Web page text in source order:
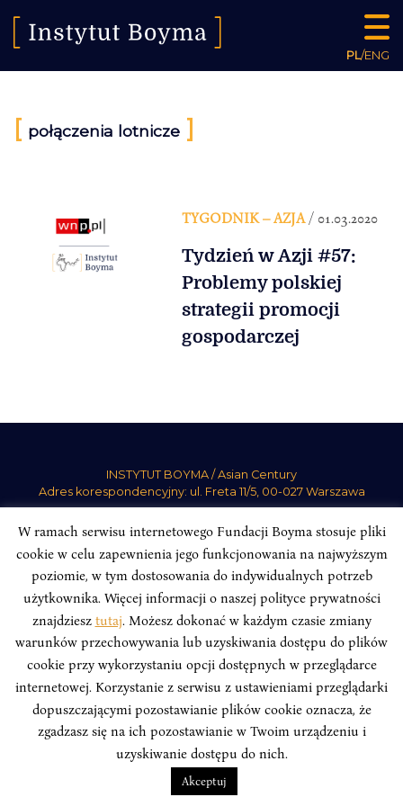
PL/ENG
[ połączenia lotnicze ]
TYGODNIK – AZJA/ 01.03.2020
Tydzień w Azji #57:
Problemy polskiej
strategii promocji
gospodarczej
INSTYTUT BOYMA / Asian Century
Adres korespondencyjny: ul. Freta 11/5, 00-027 Warszawa
Odwiedź nas w mediach społecznościowych:
INSTYTUT BOYMA. WSZELKIE PRAWA ZASTRZEŻONE.
Polityka
Prywatności Serwisu Polityka Prywatności Fundacji
design Beata Świerczyńska , development Alan Głodek
W ramach serwisu internetowego Fundacji Boyma stosuje pliki
cookie w celu zapewnienia jego funkcjonowania na najwyższym
poziomie, w tym dostosowania do indywidualnych potrzeb
użytkownika. Więcej informacji o naszej polityce prywatności
znajdziesz tutaj. Możesz dokonać w każdym czasie zmiany
warunków przechowywania lub uzyskiwania dostępu do plików
cookie przy wykorzystaniu opcji dostępnych w przeglądarce
internetowej. Korzystanie z serwisu z ustawieniami przeglądarki
dopuszczającymi pozostawianie plików cookie oznacza, że
zgadzasz się na ich pozostawianie w Twoim urządzeniu i
uzyskiwanie dostępu do nich.
Akceptuj